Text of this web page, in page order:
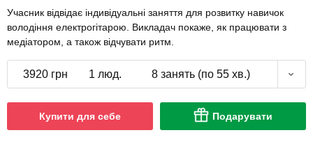
Учасник відвідає індивідуальні заняття для розвитку навичок
володіння електрогітарою. Викладач покаже, як працювати з
медіатором, а також відчувати ритм.
3920 грн 1 люд. 8 занять (по 55 хв.)
Купити для себе Подарувати